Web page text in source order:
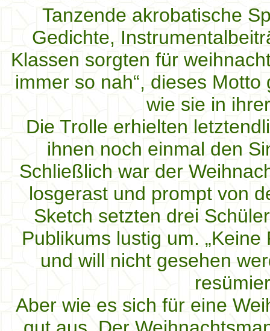
Tanzende akrobatische
Gedichte,
Klassen sorgten für
immer so nah“, dieses
wie sie in
Die Trolle erhielten
ihnen noch einmal den
Schließlich war der
losgerast und prompt von
Sketch setzten drei
Publikums lustig um.
und will nicht gesehen
Aber wie es sich für eine